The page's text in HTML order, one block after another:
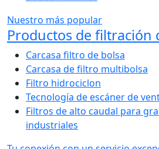
Nuestro más popular
Productos de filtración
Carcasa filtro de bolsa
Carcasa de filtro multibolsa
Filtro hidrociclon
Tecnología de escáner de
Filtros de alto caudal para
industriales